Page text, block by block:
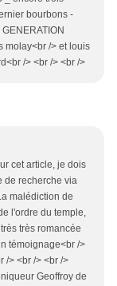
bourbons -
molay<br /> et louis
/> <br /> <br />
cet article, je dois
de recherche via
malédiction de
l'ordre du temple,
très romancée
témoignage<br />
/> <br /> <br />
Geoffroy de